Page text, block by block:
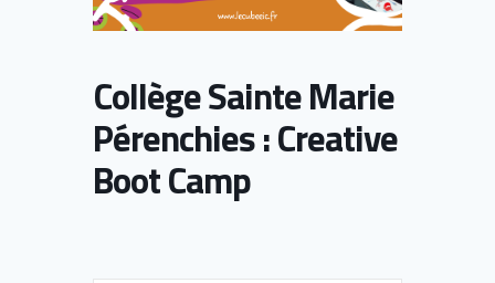
Collège Sainte Marie
Pérenchies : Creative
Boot Camp